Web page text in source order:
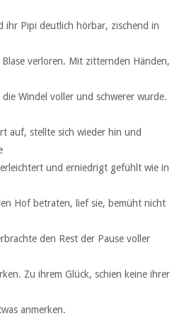
ihr Pipi deutlich hörbar, zischend in
verloren. Mit zitternden Händen,
Windel voller und schwerer wurde.
auf, stellte sich wieder hin und
und erniedrigt gefühlt wie in
Hof betraten, lief sie, bemüht nicht
den Rest der Pause voller
Zu ihrem Glück, schien keine ihrer
anmerken.